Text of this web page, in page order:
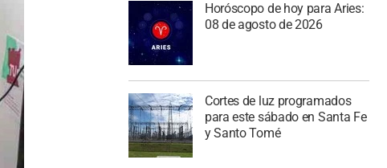
Horóscopo de hoy para Aries:
08 de agosto de 2026
Cortes de luz programados
para este sábado en Santa Fe
y Santo Tomé